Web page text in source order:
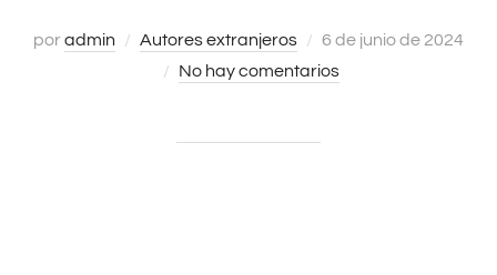
poradmin Autores extranjeros
Publicado
el
6 de junio de 2024
No hay comentarios